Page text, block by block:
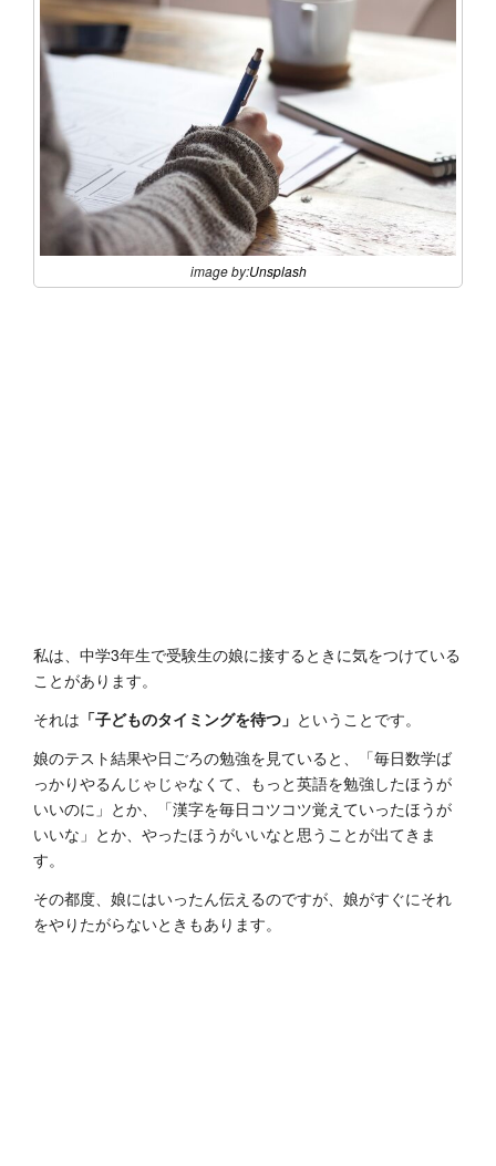
image by:Unsplash
私は、中学3年生で受験生の娘に接するときに気をつけている
ことがあります。
それは 「子どものタイミングを待つ」 ということです。
娘のテスト結果や日ごろの勉強を見ていると、「毎日数学ば
っかりやるんじゃじゃなくて、もっと英語を勉強したほうが
いいのに」とか、「漢字を毎日コツコツ覚えていったほうが
いいな」とか、やったほうがいいなと思うことが出てきま
す。
その都度、娘にはいったん伝えるのですが、娘がすぐにそれ
をやりたがらないときもあります。